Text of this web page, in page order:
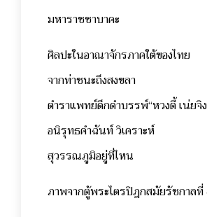
มหารา
ศิลปะในอาณา
จากท่าช
ตำราแพทย์ดึกดำบร
อนิรุทธคำ
สุวรรณ
ภาพจากตู้พระไ